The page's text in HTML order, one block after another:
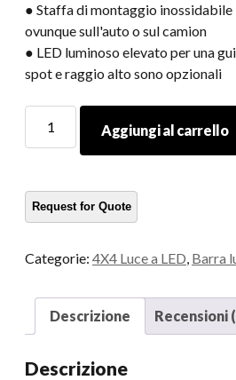
● Staffa di montaggio
ovunque sull'auto o sul camion
● LED luminoso elevato per una
spot e raggio alto sono opzionali
luminosa
4x4
quantità
Aggiungi al carrello
Categorie: 4X4 Luce a LED Barra
Descrizione Recensioni
Descrizione